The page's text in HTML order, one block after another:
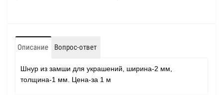
Описание Вопрос-ответ
Шнур из замши для украшений , ширина-2 мм,
толщина-1 мм. Цена-за 1 м